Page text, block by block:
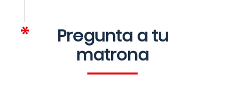
Pregunta a tu
matrona